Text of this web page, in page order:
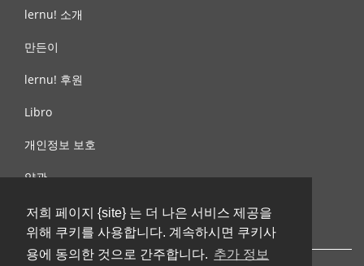
저희 페이지 {site} 는 더 나은 서비스 제공을
위해 쿠키를 사용합니다. 계속하시면 쿠키사
용에 동의한 것으로 간주합니다. 추가 정보
lernu! 소개
만든이
lernu! 후원
Libro
개인정보 보호
약관
제안, 문의